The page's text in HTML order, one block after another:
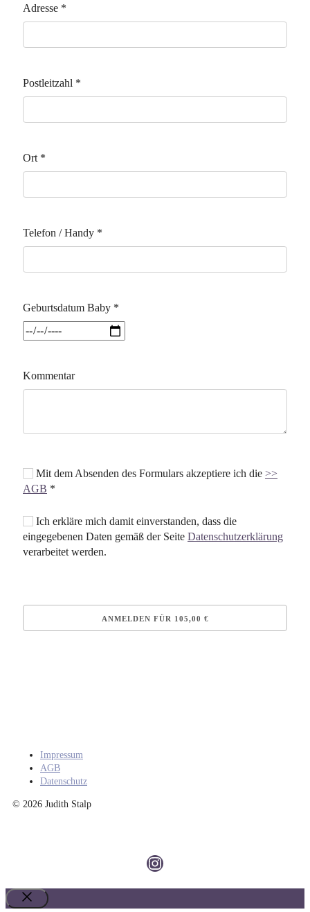
Adresse *
Postleitzahl *
Ort *
Telefon / Handy *
Geburtsdatum Baby *
Kommentar
Mit dem Absenden des Formulars akzeptiere ich die >>
AGB *
Ich erkläre mich damit einverstanden, dass die
eingegebenen Daten gemäß der Seite Datenschutzerklärung
verarbeitet werden.
Impressum
AGB
Datenschutz
© 2026 Judith Stalp
Instagram